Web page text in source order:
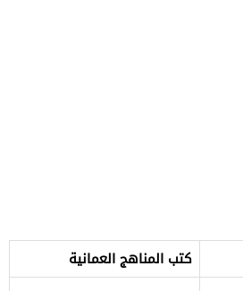
كتب المناهج العمانية